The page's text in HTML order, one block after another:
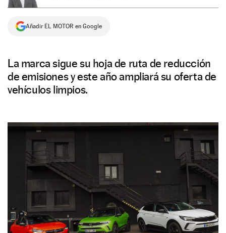
Añadir EL MOTOR en Google
La marca sigue su hoja de ruta de reducción
de emisiones y este año ampliará su oferta de
vehículos limpios.